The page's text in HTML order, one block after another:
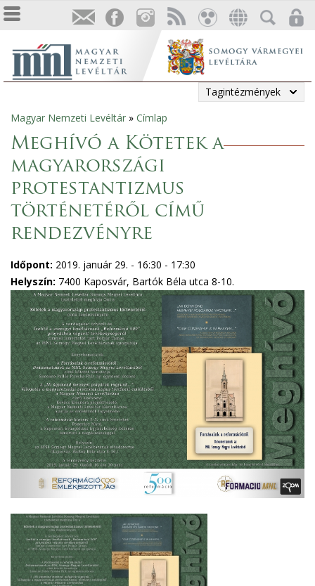
Tagintézmények
Jelenlegi
hely
Magyar Nemzeti Levéltár » Címlap
Meghívó a Kötetek a
magyarországi
protestantizmus
történetéről című
rendezvényre
Időpont: 2019. január 29. - 16:30 - 17:30
Helyszín: 7400 Kaposvár, Bartók Béla utca 8-10.